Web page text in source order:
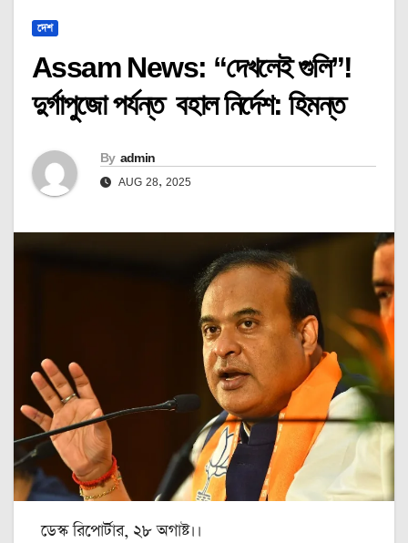
দেশ
Assam News: “দেখলেই গুলি”!
দুর্গাপুজো পর্যন্ত বহাল নির্দেশ: হিমন্ত
By admin
AUG 28, 2025
ডেস্ক রিপোর্টার, ২৮ অগাষ্ট।।